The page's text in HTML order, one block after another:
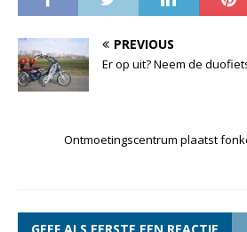
PREVIOUS
Er op uit? Neem de
Ontmoetingscentrum plaatst